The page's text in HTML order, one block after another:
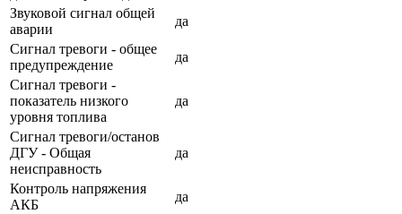
Звуковой сигнал общей
аварии
да
Сигнал тревоги - общее
предупреждение
да
Сигнал тревоги -
показатель низкого
уровня топлива
да
Сигнал тревоги/останов
ДГУ - Общая
неисправность
да
Контроль напряжения
АКБ
да